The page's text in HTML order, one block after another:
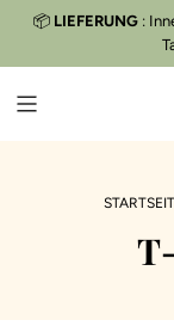
M
📦 LIEFERUNG:
Kostenloser